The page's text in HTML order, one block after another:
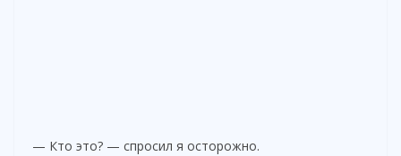
— Кто это? — спросил я осторожно.